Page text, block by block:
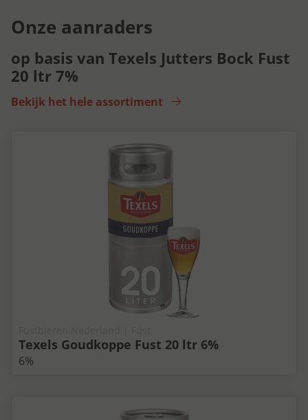
Onze aanraders
op basis van Texels Jutters Bock Fust
20 ltr 7%
Bekijk het hele assortiment
Texels Goudkoppe Fust 20 ltr 6%
6%